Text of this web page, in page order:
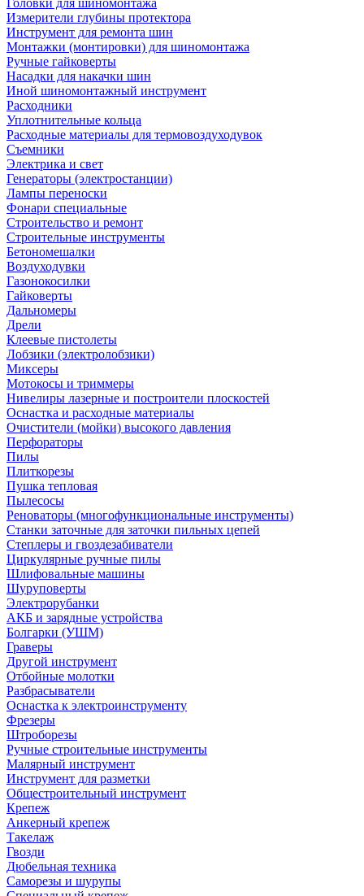
Головки для шиномонтажа
Измерители глубины протектора
Инструмент для ремонта шин
Монтажки (монтировки) для шиномонтажа
Ручные гайковерты
Насадки для накачки шин
Иной шиномонтажный инструмент
Расходники
Уплотнительные кольца
Расходные материалы для термовоздуходувок
Съемники
Электрика и свет
Генераторы (электростанции)
Лампы переноски
Фонари специальные
Строительство и ремонт
Строительные инструменты
Бетономешалки
Воздуходувки
Газонокосилки
Гайковерты
Дальномеры
Дрели
Клеевые пистолеты
Лобзики (электролобзики)
Миксеры
Мотокосы и триммеры
Нивелиры лазерные и построители плоскостей
Оснастка и расходные материалы
Очистители (мойки) высокого давления
Перфораторы
Пилы
Плиткорезы
Пушка тепловая
Пылесосы
Реноваторы (многофункциональные инструменты)
Станки заточные для заточки пильных цепей
Степлеры и гвоздезабиватели
Циркулярные ручные пилы
Шлифовальные машины
Шуруповерты
Электрорубанки
АКБ и зарядные устройства
Болгарки (УШМ)
Граверы
Другой инструмент
Отбойные молотки
Разбрасыватели
Оснастка к электроинструменту
Фрезеры
Штроборезы
Ручные строительные инструменты
Малярный инструмент
Инструмент для разметки
Общестроительный инструмент
Крепеж
Анкерный крепеж
Такелаж
Гвозди
Дюбельная техника
Саморезы и шурупы